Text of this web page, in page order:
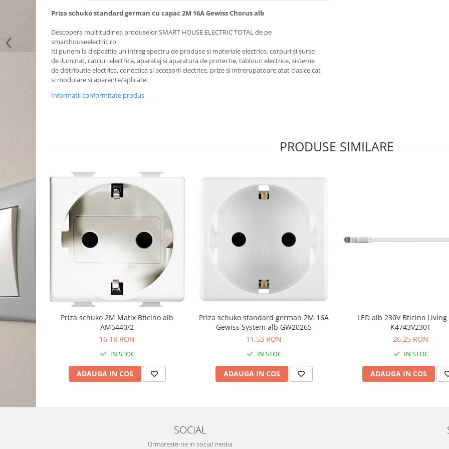
Priza schuko standard german cu capac 2M 16A Gewiss Chorus alb
Descopera multitudinea produselor SMART HOUSE ELECTRIC TOTAL de pe
smarthouseelectric.ro
Iti punem la dispozitie un intreg spectru de produse si materiale electrice, corpuri si surse
de iluminat, cabluri electrice, aparataj si aparatura de protectie, tablouri electrice, sisteme
de distributie electrica, conectica si accesorii electrice, prize si intrerupatoare atat clasice cat
si modulare si aparente/aplicate.
Informatii conformitate produs
PRODUSE SIMILARE
Priza schuko 2M Matix Bticino alb
AM5440/2
16,18 RON
IN STOC
ADAUGA IN COS
Priza schuko standard german 2M 16A
Gewiss System alb GW20265
11,53 RON
IN STOC
ADAUGA IN COS
LED alb 230V Bticino
K4743V230T
26,25 RON
IN STOC
ADAUGA IN COS
SOCIAL
Urmareste-ne in social media